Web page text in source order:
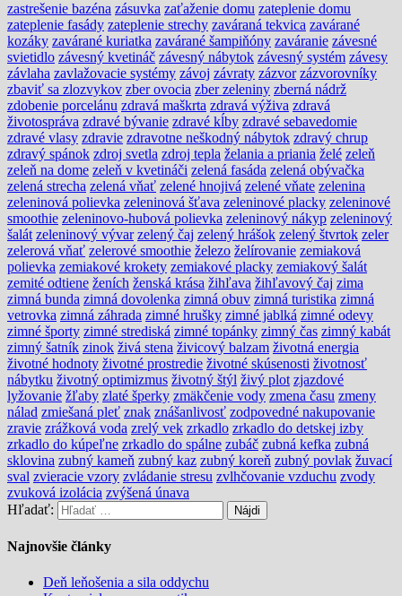
zastrešenie bazéna zásuvka zaťaženie domu zateplenie domu
zateplenie fasády zateplenie strechy zaváraná tekvica zavárané
kozáky zavárané kuriatka zavárané šampiňóny zaváranie závesné
svietidlo závesný kvetináč závesný nábytok závesný systém závesy
závlaha zavlažovacie systémy závoj závraty zázvor zázvorovníky
zbaviť sa zlozvykov zber ovocia zber zeleniny zberná nádrž
zdobenie porcelánu zdravá maškrta zdravá výživa zdravá
životospráva zdravé bývanie zdravé kĺby zdravé sebavedomie
zdravé vlasy zdravie zdravotne neškodný nábytok zdravý chrup
zdravý spánok zdroj svetla zdroj tepla želania a priania želé zeleň
zeleň na dome zeleň v kvetináči zelená fasáda zelená obývačka
zelená strecha zelená vňať zelené hnojivá zelené vňate zelenina
zeleninová polievka zeleninová šťava zeleninové placky zeleninové
smoothie zeleninovo-hubová polievka zeleninový nákyp zeleninový
šalát zeleninový vývar zelený čaj zelený hrášok zelený štvrtok zeler
zelerová vňať zelerové smoothie železo želírovanie zemiaková
polievka zemiakové krokety zemiakové placky zemiakový šalát
zemité odtiene ženích ženská krása žihľava žihľavový čaj zima
zimná bunda zimná dovolenka zimná obuv zimná turistika zimná
vetrovka zimná záhrada zimné hrušky zimné jablká zimné odevy
zimné športy zimné strediská zimné topánky zimný čas zimný kabát
zimný šatník zinok živá stena živicový balzam životná energia
životné hodnoty životné prostredie životné skúsenosti životnosť
nábytku životný optimizmus životný štýl živý plot zjazdové
lyžovanie žľaby zlaté šperky zmäkčenie vody zmena času zmeny
nálad zmiešaná pleť znak znášanlivosť zodpovedné nakupovanie
zravie zrážková voda zrelý vek zrkadlo zrkadlo do detskej izby
zrkadlo do kúpeľne zrkadlo do spálne zubáč zubná kefka zubná
sklovina zubný kameň zubný kaz zubný koreň zubný povlak žuvací
sval zvieracie vzory zvládanie stresu zvlhčovanie vzduchu zvody
zvuková izolácia zvýšená únava
Hľadať:
Najnovšie články
Deň leňošenia a sila oddychu